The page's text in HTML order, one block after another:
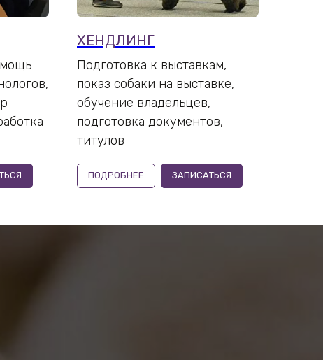
ХЕНДЛИНГ
Подготовка к выставкам,
показ собаки на выставке,
обучение владельцев,
подготовка документов,
титулов
ПОДРОБНЕЕ ЗАПИСАТЬСЯ